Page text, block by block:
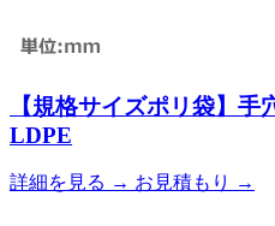
【規格サイズポリ袋
LDPE
詳細を見る → お見積もり →